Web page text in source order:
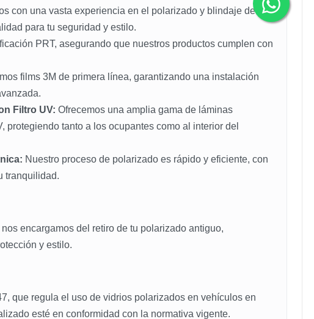
con una vasta experiencia en el polarizado y blindaje de
para tu seguridad y estilo.
PRT, asegurando que nuestros productos cumplen con
films 3M de primera línea, garantizando una instalación
Filtro UV: Ofrecemos una amplia gama de láminas
protegiendo tanto a los ocupantes como al interior del
Nuestro proceso de polarizado es rápido y eficiente, con
tranquilidad.
encargamos del retiro de tu polarizado antiguo,
y estilo.
que regula el uso de vidrios polarizados en vehículos en
esté en conformidad con la normativa vigente.